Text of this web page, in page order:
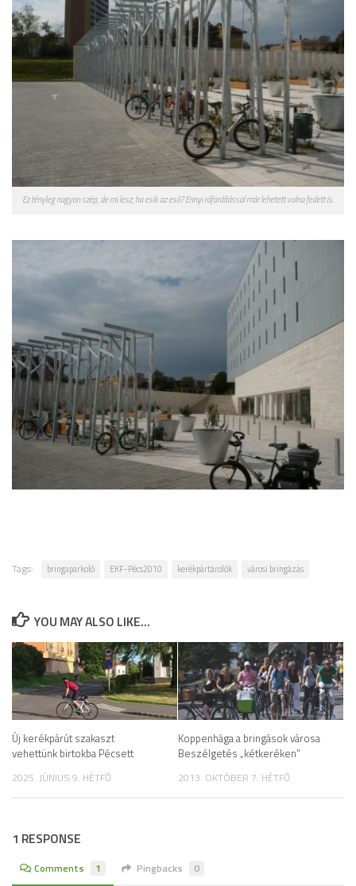
Ez tényleg nagyon szép, de mi lesz, ha esik az eső? Ennyi ráfordítással már lehetett volna fedett is.
Tags: bringaparkoló EKF-Pécs2010 kerékpártárolók városi bringázás
YOU MAY ALSO LIKE...
Új kerékpárút szakaszt
vehettünk birtokba Pécsett
2025. JÚNIUS 9. HÉTFŐ
Koppenhága a bringások városa
Beszélgetés „kétkeréken”
2013. OKTÓBER 7. HÉTFŐ
1 RESPONSE
Comments 1 Pingbacks 0